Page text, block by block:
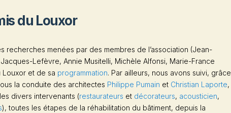
du Louxor
recherches menées par des membres de l’association (Jean-
Lefèvre, Annie Musitelli, Michèle Alfonsi, Marie-France
Louxor et de sa programmation. Par ailleurs, nous avons suivi, grâce
la conduite des architectes Philippe Pumain et Christian Laporte,
divers intervenants (restaurateurs et décorateurs, acousticien,
), toutes les étapes de la réhabilitation du bâtiment, depuis la